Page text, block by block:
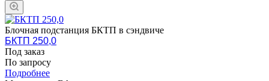
Блочная подстанция БКТП в сэндвиче
БКТП 250,0
Под заказ
По запросу
Подробнее